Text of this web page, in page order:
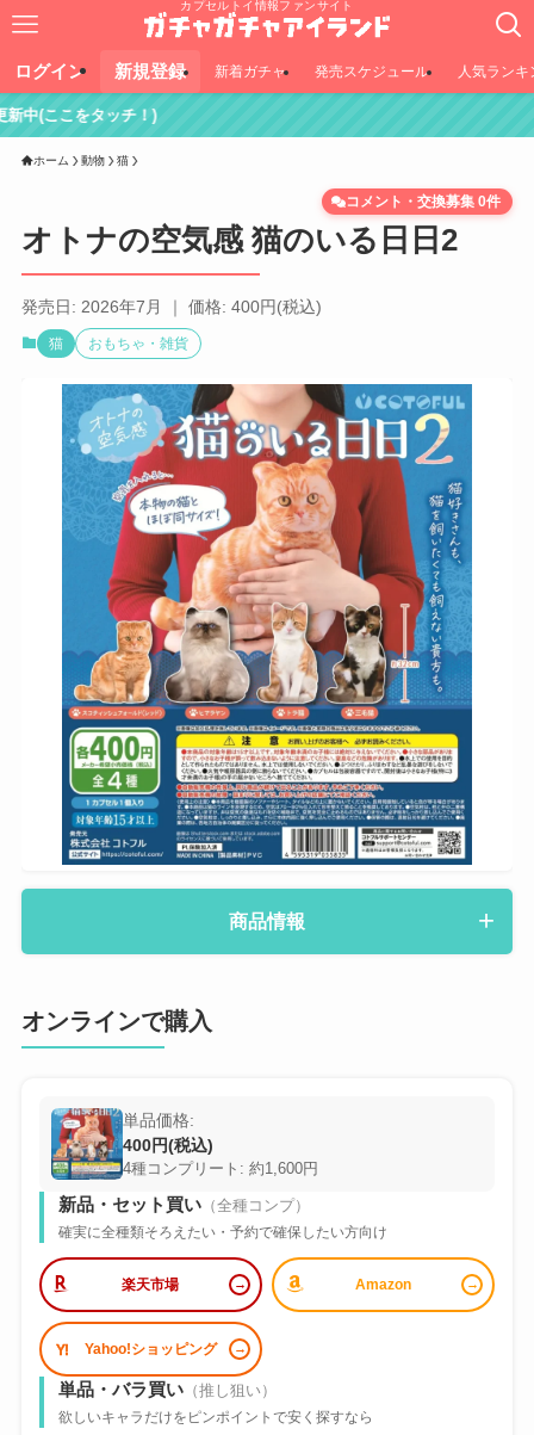
カプセルトイ情報ファンサイト
ログイン 新規登録 新着ガチャ 発売スケジュール 人気ランキ
！)
ホーム 動物 猫
オトナの空気感 猫のいる日日2
コメント・交換募集 0件
発売日: 2026年7月 ｜ 価格: 400円(税込)
猫 おもちゃ・雑貨
商品情報
オンラインで購入
単品価格:
400円(税込)
4種コンプリート: 約1,600円
新品・セット買い（全種コンプ）
確実に全種類そろえたい・予約で確保したい方向け
楽天市場 Amazon
Yahoo!ショッピング
単品・バラ買い（推し狙い）
欲しいキャラだけをピンポイントで安く探すなら